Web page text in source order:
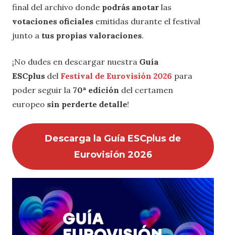
final del archivo donde podrás anotar las
votaciones oficiales emitidas durante el festival
junto a tus propias valoraciones.
¡No dudes en descargar nuestra Guía
ESCplus del Festival de Eurovisión 2026 para
poder seguir la 70ª edición del certamen
europeo sin perderte detalle!
Descarga la Guía ESCplus de
Eurovisión 2026